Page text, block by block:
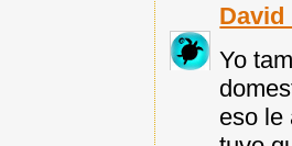
David
Yo
eso le